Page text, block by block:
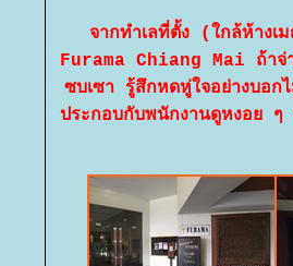
จากทำเลที่ตั้ง (ใกล้ห้าง
Furama Chiang Mai ถ้าจ่า
ซบเซา รู้สึกหดหู่ใจอย่างบอก
ประกอบกับพนักงานดูหงอย ๆ